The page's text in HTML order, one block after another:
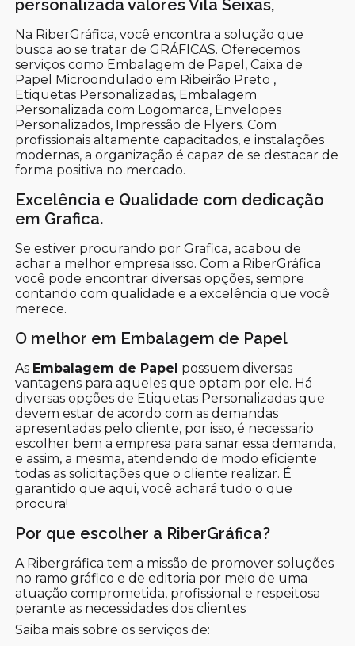
personalizada valores Vila Seixas,
Na RiberGráfica, você encontra a solução que
busca ao se tratar de GRÁFICAS. Oferecemos
serviços como Embalagem de Papel, Caixa de
Papel Microondulado em Ribeirão Preto ,
Etiquetas Personalizadas, Embalagem
Personalizada com Logomarca, Envelopes
Personalizados, Impressão de Flyers. Com
profissionais altamente capacitados, e instalações
modernas, a organização é capaz de se destacar de
forma positiva no mercado.
Excelência e Qualidade com dedicação
em Grafica.
Se estiver procurando por Grafica, acabou de
achar a melhor empresa isso. Com a RiberGráfica
você pode encontrar diversas opções, sempre
contando com qualidade e a excelência que você
merece.
O melhor em Embalagem de Papel
As Embalagem de Papel possuem diversas
vantagens para aqueles que optam por ele. Há
diversas opções de Etiquetas Personalizadas que
devem estar de acordo com as demandas
apresentadas pelo cliente, por isso, é necessario
escolher bem a empresa para sanar essa demanda,
e assim, a mesma, atendendo de modo eficiente
todas as solicitações que o cliente realizar. É
garantido que aqui, você achará tudo o que
procura!
Por que escolher a RiberGráfica?
A Ribergráfica tem a missão de promover soluções
no ramo gráfico e de editoria por meio de uma
atuação comprometida, profissional e respeitosa
perante as necessidades dos clientes
Saiba mais sobre os serviços de: